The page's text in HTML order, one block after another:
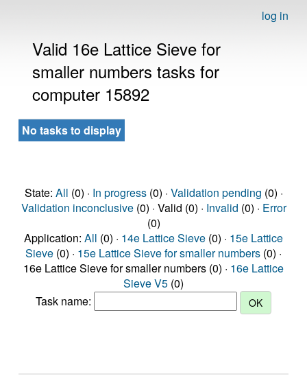
log in
Valid 16e Lattice Sieve for
smaller numbers tasks for
computer 15892
No tasks to display
State: All (0) · In progress(0) · Validation pending (0) ·
Validation inconclusive(0) · Valid (0) · Invalid (0) · Error
(0)
Application: All (0) · 14e Lattice Sieve (0) · 15e Lattice
Sieve (0) · 15e Lattice Sieve for smaller numbers (0) ·
16e Lattice Sieve for smaller numbers (0) · 16e Lattice
Sieve V5 (0)
Task name: